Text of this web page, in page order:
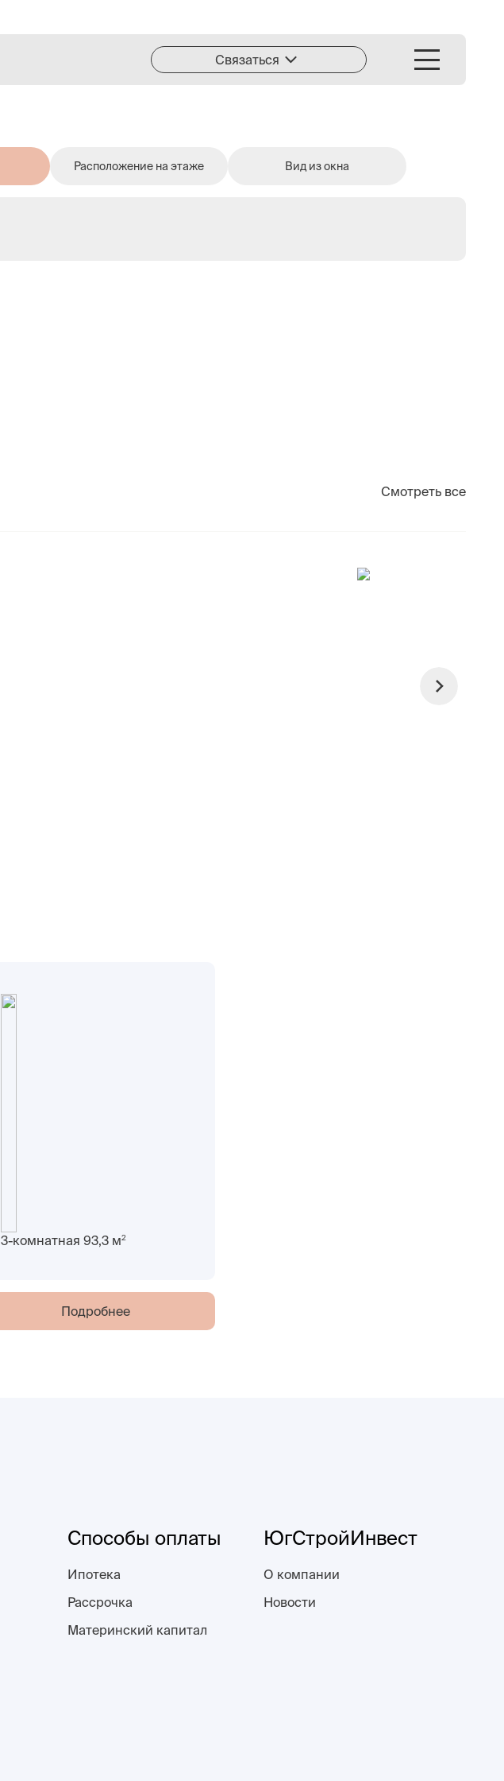
Связаться
Расположение на этаже Вид из окна
Смотреть все
3-комнатная 93,3 м2
Подробнее
Способы оплаты
Ипотека
Рассрочка
Материнский капитал
ЮгСтройИнвест
О компании
Новости